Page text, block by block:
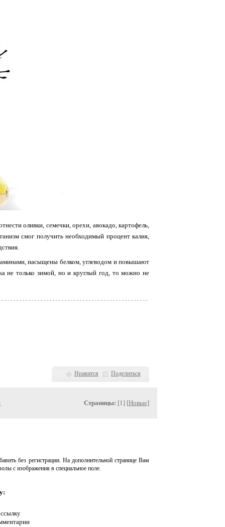
оливки, семечки, орехи, авокадо, картофель,
смог получить необходимый процент калия,
насыщены белком, углеводом и повышают
не только зимой, но и круглый год, то можно не
Нравится Поделиться
Страницы: [1] [Новые]
без регистрации. На дополнительной странице Вам
с изображения в специальное поле.